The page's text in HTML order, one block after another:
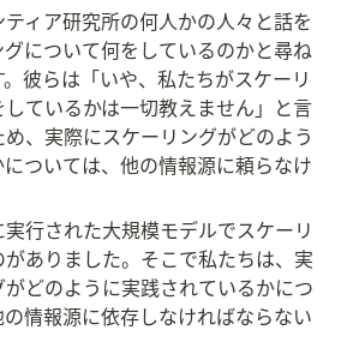
ィア研究所の何人かの人々と話を
について何をしているのかと尋ね
彼らは「いや、私たちがスケーリ
ているかは一切教えません」と言
、実際にスケーリングがどのよう
ついては、他の情報源に頼らなけ
行された大規模モデルでスケーリ
ありました。そこで私たちは、実
どのように実践されているかにつ
情報源に依存しなければならない